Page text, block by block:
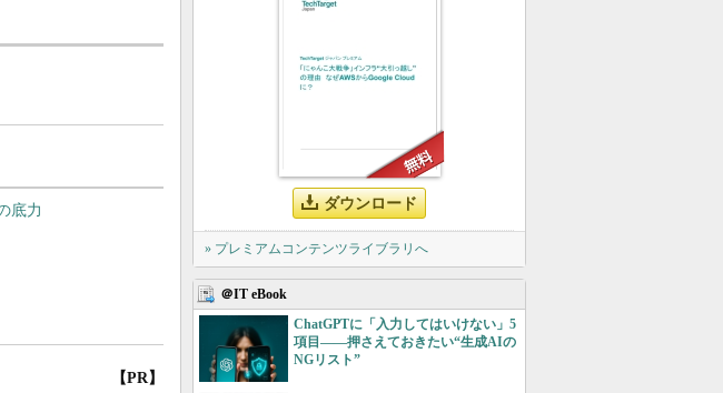
【PR】
ダウンロード
» プレミアムコンテンツライブラリへ
＠IT eBook
ChatGPTに「入力してはいけない」5
項目――押さえておきたい“生成AIの
NGリスト”